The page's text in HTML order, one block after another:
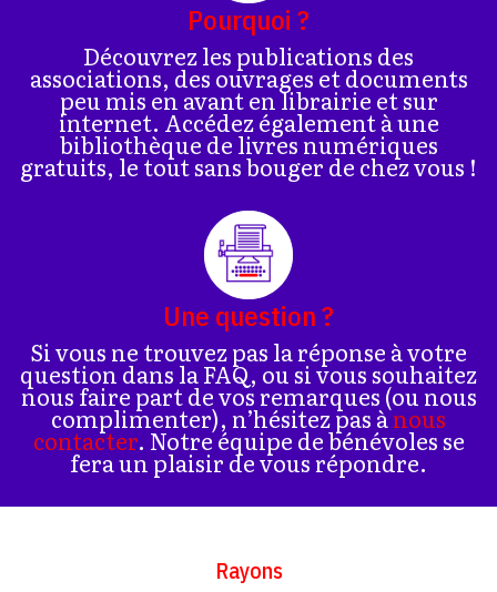
Pourquoi ?
Découvrez les publications des
associations, des ouvrages et documents
peu mis en avant en librairie et sur
internet. Accédez également à une
bibliothèque de livres numériques
gratuits, le tout sans bouger de chez vous !
Une question ?
Si vous ne trouvez pas la réponse à votre
question dans la FAQ, ou si vous souhaitez
nous faire part de vos remarques (ou nous
complimenter), n’hésitez pas ànous
contacter. Notre équipe de bénévoles se
fera un plaisir de vous répondre.
Rayons